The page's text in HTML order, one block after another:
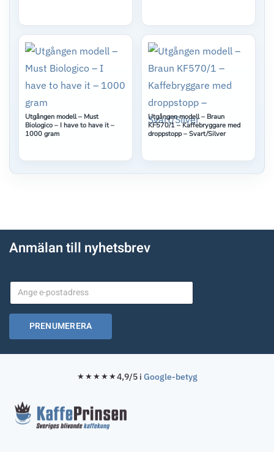
Utgången modell – Must
Biologico – I have to have it –
1000 gram
Utgången modell – Braun
KF570/1 – Kaffebryggare med
droppstopp – Svart/Silver
Anmälan till nyhetsbrev
PRENUMERERA
★★★★★4,9/5 i Google-betyg